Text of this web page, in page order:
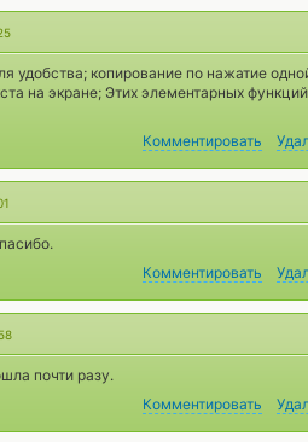
удобства; копирование по нажатие
на экране; Этих элементарных
Комментировать
Комментировать
почти разу.
Комментировать